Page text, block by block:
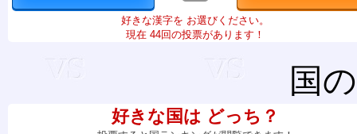
好きな漢字を お選びください。
現在 44回の投票があります！
国
好きな国は どっち？